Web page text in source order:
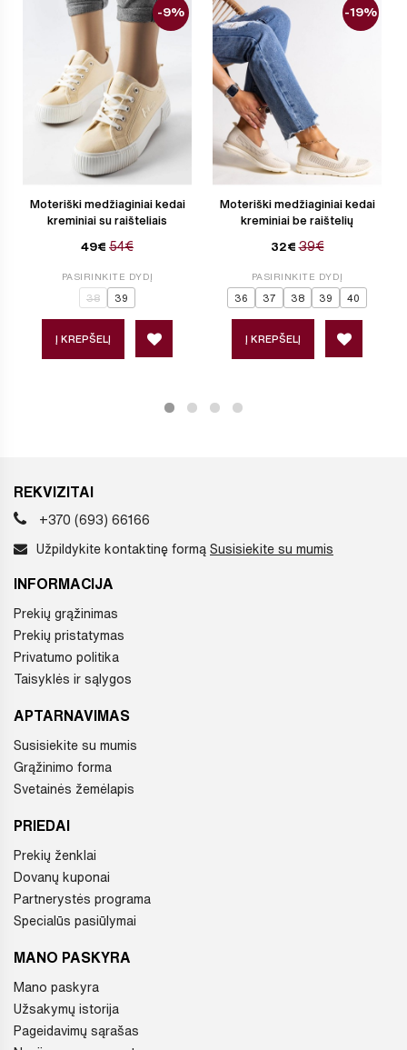
Moteriški medžiaginiai kedai
kreminiai su raišteliais
49€ 54€
-9%
PASIRINKITE DYDĮ
38 39
Į KREPŠELĮ
Moteriški medžiaginiai kedai
kreminiai be raištelių
32€ 39€
-19%
PASIRINKITE DYDĮ
36 37 38 39 40
Į KREPŠELĮ
REKVIZITAI
+370 (693) 66166
Užpildykite kontaktinę formą Susisiekite su mumis
INFORMACIJA
Prekių grąžinimas
Prekių pristatymas
Privatumo politika
Taisyklės ir sąlygos
APTARNAVIMAS
Susisiekite su mumis
Grąžinimo forma
Svetainės žemėlapis
PRIEDAI
Prekių ženklai
Dovanų kuponai
Partnerystės programa
Specialūs pasiūlymai
MANO PASKYRA
Mano paskyra
Užsakymų istorija
Pageidavimų sąrašas